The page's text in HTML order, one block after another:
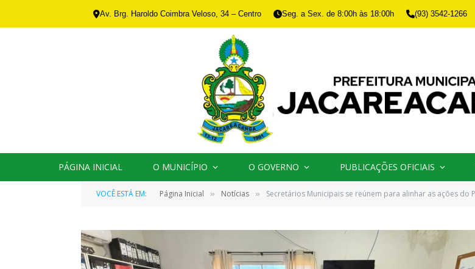
Av. Brg. Haroldo Coimbra Veloso, 34 – Centro Seg. a Sex. de 8:00h às 18:00h (93) 3542-1266
PÁGINA INICIAL O MUNICÍPIO O GOVERNO PUBLICAÇÕES OFICIAIS
VOCÊ ESTÁ EM: Página Inicial » Notícias » Secretários Municipais se reúnem para alinhar as ações